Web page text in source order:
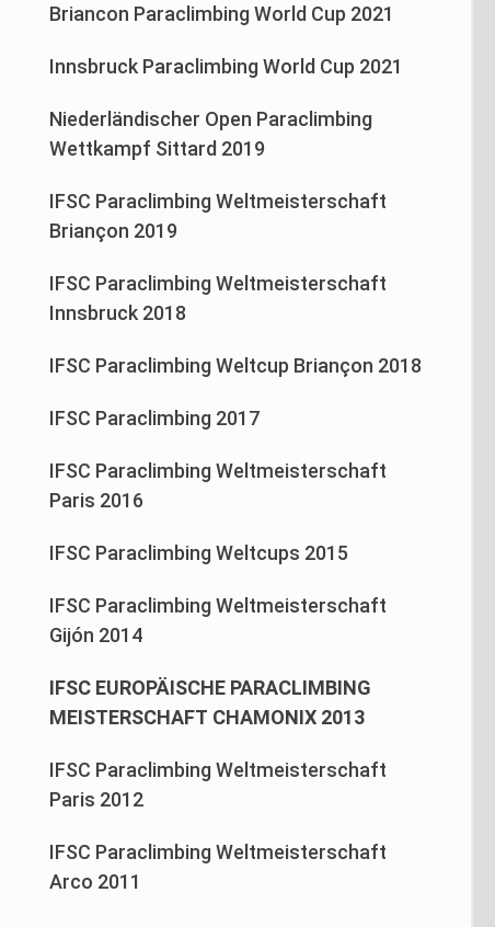
Briancon Paraclimbing World Cup 2021
Innsbruck Paraclimbing World Cup 2021
Niederländischer Open Paraclimbing
Wettkampf Sittard 2019
IFSC Paraclimbing Weltmeisterschaft
Briançon 2019
IFSC Paraclimbing Weltmeisterschaft
Innsbruck 2018
IFSC Paraclimbing Weltcup Briançon 2018
IFSC Paraclimbing 2017
IFSC Paraclimbing Weltmeisterschaft
Paris 2016
IFSC Paraclimbing Weltcups 2015
IFSC Paraclimbing Weltmeisterschaft
Gijón 2014
IFSC EUROPÄISCHE PARACLIMBING
MEISTERSCHAFT CHAMONIX 2013
IFSC Paraclimbing Weltmeisterschaft
Paris 2012
IFSC Paraclimbing Weltmeisterschaft
Arco 2011